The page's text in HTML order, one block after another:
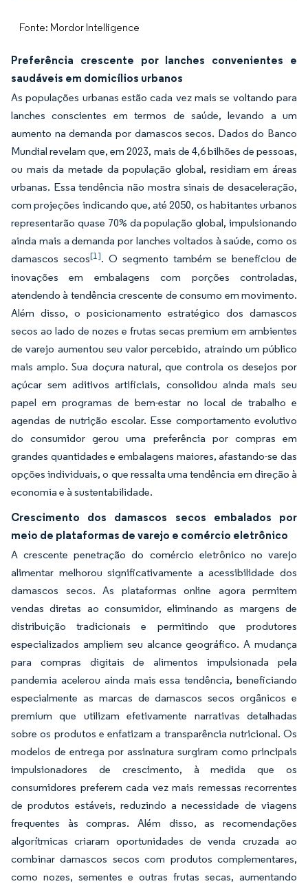
Fonte: Mordor Intelligence
Preferência crescente por lanches convenientes e
saudáveis em domicílios urbanos
As populações urbanas estão cada vez mais se voltando para
lanches conscientes em termos de saúde, levando a um
aumento na demanda por damascos secos. Dados do Banco
Mundial revelam que, em 2023, mais de 4,6 bilhões de pessoas,
ou mais da metade da população global, residiam em áreas
urbanas. Essa tendência não mostra sinais de desaceleração,
com projeções indicando que, até 2050, os habitantes urbanos
representarão quase 70% da população global, impulsionando
ainda mais a demanda por lanches voltados à saúde, como os
damascos secos[1]. O segmento também se beneficiou de
inovações em embalagens com porções controladas,
atendendo à tendência crescente de consumo em movimento.
Além disso, o posicionamento estratégico dos damascos
secos ao lado de nozes e frutas secas premium em ambientes
de varejo aumentou seu valor percebido, atraindo um público
mais amplo. Sua doçura natural, que controla os desejos por
açúcar sem aditivos artificiais, consolidou ainda mais seu
papel em programas de bem-estar no local de trabalho e
agendas de nutrição escolar. Esse comportamento evolutivo
do consumidor gerou uma preferência por compras em
grandes quantidades e embalagens maiores, afastando-se das
opções individuais, o que ressalta uma tendência em direção à
economia e à sustentabilidade.
Crescimento dos damascos secos embalados por
meio de plataformas de varejo e comércio eletrônico
A crescente penetração do comércio eletrônico no varejo
alimentar melhorou significativamente a acessibilidade dos
damascos secos. As plataformas online agora permitem
vendas diretas ao consumidor, eliminando as margens de
distribuição tradicionais e permitindo que produtores
especializados ampliem seu alcance geográfico. A mudança
para compras digitais de alimentos impulsionada pela
pandemia acelerou ainda mais essa tendência, beneficiando
especialmente as marcas de damascos secos orgânicos e
premium que utilizam efetivamente narrativas detalhadas
sobre os produtos e enfatizam a transparência nutricional. Os
modelos de entrega por assinatura surgiram como principais
impulsionadores de crescimento, à medida que os
consumidores preferem cada vez mais remessas recorrentes
de produtos estáveis, reduzindo a necessidade de viagens
frequentes às compras. Além disso, as recomendações
algorítmicas criaram oportunidades de venda cruzada ao
combinar damascos secos com produtos complementares,
como nozes, sementes e outras frutas secas, aumentando